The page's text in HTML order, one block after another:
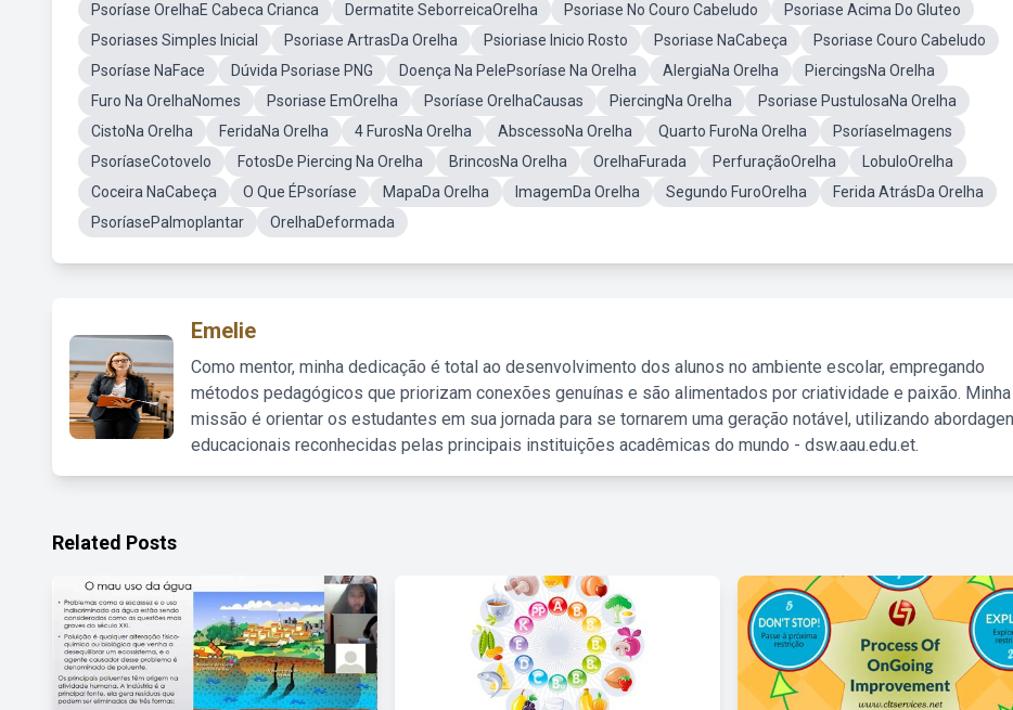
Psoríase OrelhaE Cabeca Crianca
Dermatite SeborreicaOrelha Psoriase No Couro Cabeludo
Psoriase Acima Do Gluteo
Psoriases Simples Inicial
Psoriase ArtrasDa Orelha Psioriase Inicio Rosto Psoriase NaCabeça
Psoriase Couro Cabeludo
Psoríase NaFace
Dúvida Psoriase PNG Doença Na PelePsoríase Na Orelha AlergiaNa Orelha
PiercingsNa Orelha
Furo Na OrelhaNomes
Psoriase EmOrelha Psoríase OrelhaCausas PiercingNa Orelha
Psoriase PustulosaNa Orelha
CistoNa Orelha
FeridaNa Orelha 4 FurosNa Orelha AbscessoNa Orelha Quarto FuroNa Orelha
PsoríaseImagens
PsoríaseCotovelo
FotosDe Piercing Na Orelha BrincosNa Orelha OrelhaFurada PerfuraçãoOrelha
LobuloOrelha
Coceira NaCabeça
O Que ÉPsoríase MapaDa Orelha ImagemDa Orelha Segundo FuroOrelha
Ferida AtrásDa Orelha
PsoríasePalmoplantar
OrelhaDeformada
Emelie
Como mentor, minha dedicação é total ao desenvolvimento dos alunos no ambiente escolar, empregando
métodos pedagógicos que priorizam conexões genuínas e são alimentados por criatividade e paixão. Minha
missão é orientar os estudantes em sua jornada para se tornarem uma geração notável, utilizando
educacionais reconhecidas pelas principais instituições acadêmicas do mundo - dsw.aau.edu.et.
Related Posts